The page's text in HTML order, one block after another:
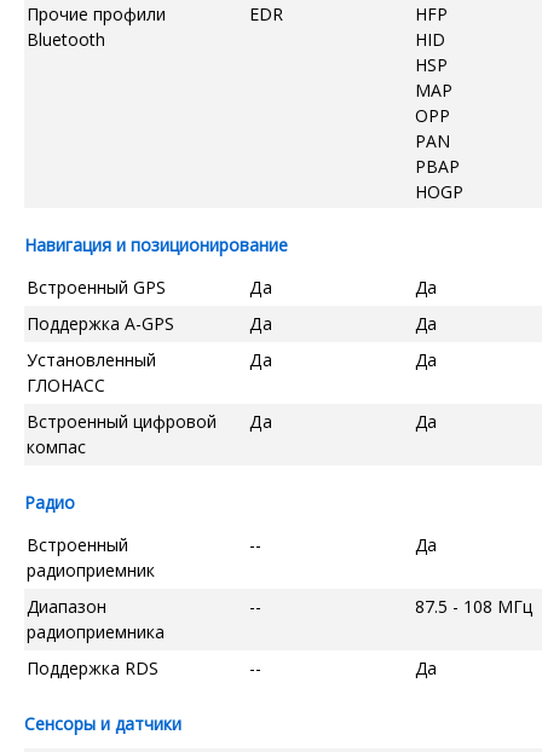
Прочие профили
Bluetooth
EDR
HFP
HID
HSP
MAP
OPP
PAN
PBAP
HOGP
Навигация и позиционирование
Встроенный GPS
Да
Да
Поддержка A-GPS
Да
Да
Установленный
ГЛОНАСС
Да Да
Встроенный цифровой
компас
Да Да
Радио
Встроенный
радиоприемник
-- Да
Диапазон
радиоприемника
-- 87.5 - 108 МГц
Поддержка RDS -- Да
Сенсоры и датчики